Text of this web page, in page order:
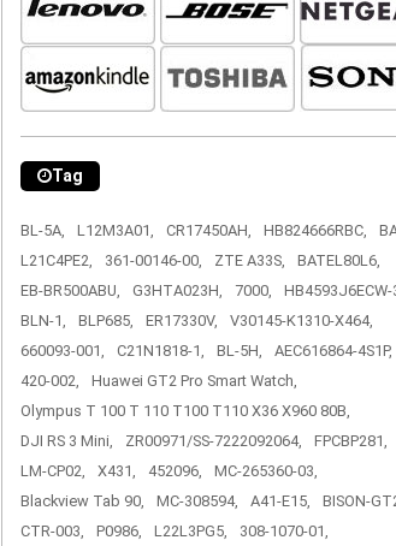
Tag
BL-5A, L12M3A01, CR17450AH, HB824666RBC,
L21C4PE2,
361-00146-00, ZTE A33S,
BATEL80L6,
EB-BR500ABU,
G3HTA023H, 7000,
HB4593J6ECW-
BLN-1,
BLP685, ER17330V,
V30145-K1310-X464,
660093-001,
C21N1818-1, BL-5H,
AEC616864-4S1P,
420-002,
Huawei GT2 Pro Smart Watch,
Olympus T 100 T 110 T100 T110 X36 X960 80B,
DJI RS 3 Mini,
ZR00971/SS-7222092064,
FPCBP281,
LM-CP02,
X431, 452096,
MC-265360-03,
Blackview Tab 90,
MC-308594, A41-E15,
BISON-
CTR-003,
P0986, L22L3PG5,
308-1070-01,